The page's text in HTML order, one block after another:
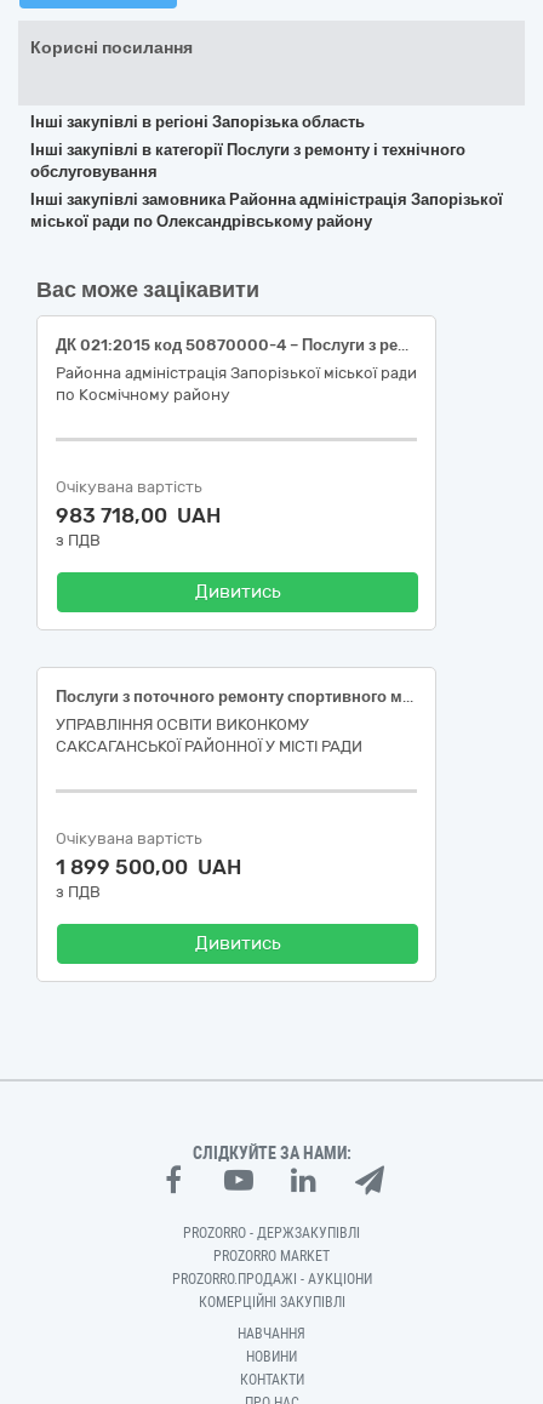
Корисні посилання
Інші закупівлі в регіоні Запорізька область
Інші закупівлі в категорії Послуги з ремонту і технічного
обслуговування
Інші закупівлі замовника Районна адміністрація Запорізької
міської ради по Олександрівському району
Вас може зацікавити
ДК 021:2015 код 50870000-4 – Послуги з ремонту і технічного обслуговування обладнання для ігрових майданчиків. (Утримання внутрішньоквартальних територій: поточний ремонт елементів дитячих та спортивних майданчиків)
Районна адміністрація Запорізької міської ради
по Космічному району
Очікувана вартість
983 718,00 UAH
з ПДВ
Дивитись
Послуги з поточного ремонту спортивного майданчика Криворізької гімназії №74 Криворізької міської ради, за адресою: м.Кривий Ріг, мкрн. Ювілейний, 1А
УПРАВЛІННЯ ОСВІТИ ВИКОНКОМУ
САКСАГАНСЬКОЇ РАЙОННОЇ У МІСТІ РАДИ
Очікувана вартість
1 899 500,00 UAH
з ПДВ
Дивитись
СЛІДКУЙТЕ ЗА НАМИ:
PROZORRO - ДЕРЖЗАКУПІВЛІ
PROZORRO MARKET
PROZORRO.ПРОДАЖІ - АУКЦІОНИ
КОМЕРЦІЙНІ ЗАКУПІВЛІ
НАВЧАННЯ
НОВИНИ
КОНТАКТИ